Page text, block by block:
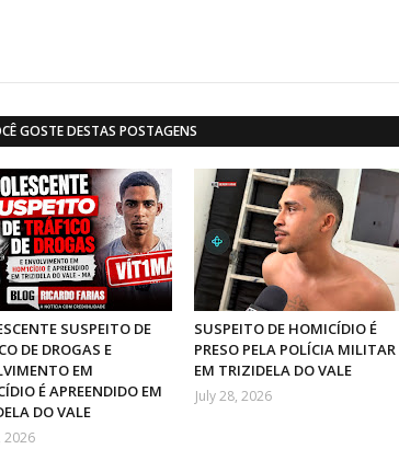
GOSTE DESTAS POSTAGENS
SUSPEITO DE
DE DROGAS E
EM
É APREENDIDO EM
DO VALE
2026
SUSPEITO DE HOMICÍDIO É
PRESO PELA POLÍCIA MILITAR
EM TRIZIDELA DO VALE
July 28, 2026